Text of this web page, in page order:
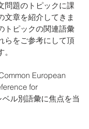
問題のトピックに課
文章を紹介してきま
トピックの関連語彙
らをご参考にして頂
European
for
ル別語彙に焦点を当